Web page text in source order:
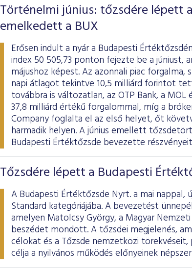
Történelmi június: tőzsdére lépett
emelkedett a BUX
Erősen indult a nyár a Budapesti
index 50 505,73 ponton fejezte be a júniust,
májushoz képest. Az azonnali piac
napi átlagot tekintve 10,5 milliárd forintot
továbbra is változatlan, az OTP Bank, a MOL
37,8 milliárd értékű forgalommal, míg a
Company foglalta el az első helyet, őt
harmadik helyen. A június emellett
Budapesti Értéktőzsde bevezette
Tőzsdére lépett a Budapesti
A Budapesti Értéktőzsde Nyrt. a mai nappal,
Standard kategóriájába. A bevezetést
amelyen Matolcsy György, a Magyar
beszédet mondott. A tőzsdei megjelenés,
célokat és a Tőzsde nemzetközi
célja a nyilvános működés előnyeinek